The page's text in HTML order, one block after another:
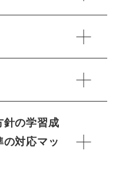
針の学習成
対応マッ